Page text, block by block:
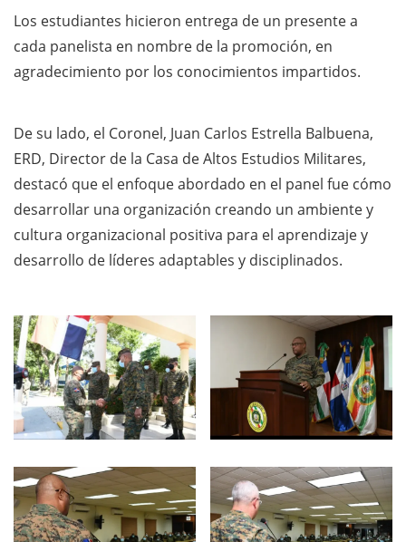
Los estudiantes hicieron entrega de un presente a
cada panelista en nombre de la promoción, en
agradecimiento por los conocimientos impartidos.
De su lado, el Coronel, Juan Carlos Estrella Balbuena,
ERD, Director de la Casa de Altos Estudios Militares,
destacó que el enfoque abordado en el panel fue cómo
desarrollar una organización creando un ambiente y
cultura organizacional positiva para el aprendizaje y
desarrollo de líderes adaptables y disciplinados.